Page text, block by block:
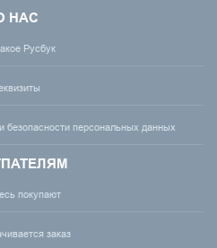
НАС
Русбук
безопасности персональных данных
покупают
заказ